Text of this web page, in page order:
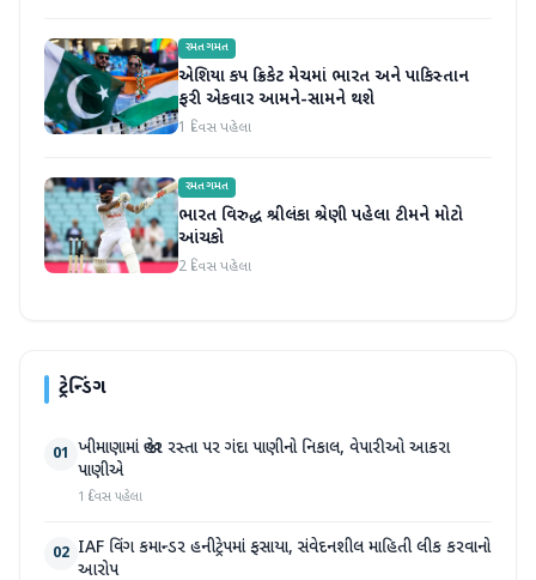
રમતગમત
એશિયા કપ ક્રિકેટ મેચમાં ભારત અને પાકિસ્તાન
ફરી એકવાર આમને-સામને થશે
1 દિવસ પહેલા
રમતગમત
ભારત વિરુદ્ધ શ્રીલંકા શ્રેણી પહેલા ટીમને મોટો
આંચકો
2 દિવસ પહેલા
ટ્રેન્ડિંગ
01 ખીમાણામાં જાહેર રસ્તા પર ગંદા પાણીનો નિકાલ, વેપારીઓ આકરા
પાણીએ
1 દિવસ પહેલા
02 IAF વિંગ કમાન્ડર હનીટ્રેપમાં ફસાયા, સંવેદનશીલ માહિતી લીક કરવાનો
આરોપ